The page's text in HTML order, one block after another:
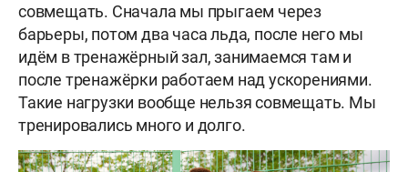
совмещать. Сначала мы прыгаем через
барьеры, потом два часа льда, после него мы
идём в тренажёрный зал, занимаемся там и
после тренажёрки работаем над ускорениями.
Такие нагрузки вообще нельзя совмещать. Мы
тренировались много и долго.